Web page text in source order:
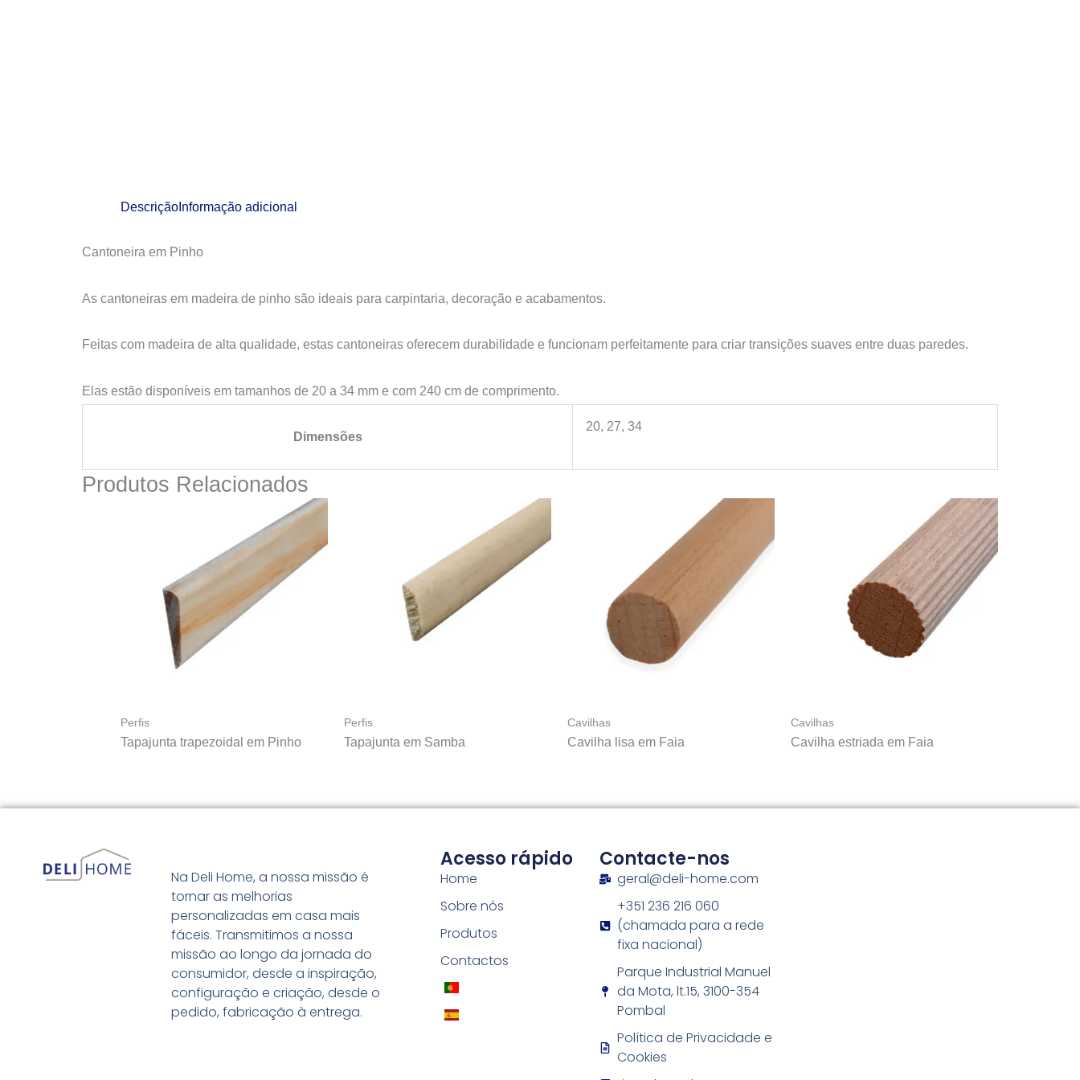
Descrição Informação adicional
Cantoneira em Pinho
As cantoneiras em madeira de pinho são ideais para carpintaria, decoração e acabamentos.
Feitas com madeira de alta qualidade, estas cantoneiras oferecem durabilidade e funcionam perfeitamente para criar transições suaves entre duas paredes.
Elas estão disponíveis em tamanhos de 20 a 34 mm e com 240 cm de comprimento.
Dimensões
20, 27, 34
Produtos Relacionados
Perfis
Tapajunta trapezoidal em Pinho
Perfis
Tapajunta em Samba
Cavilhas
Cavilha lisa em Faia
Cavilhas
Cavilha estriada em Faia
Na Deli Home, a nossa missão é
tornar as melhorias
personalizadas em casa mais
fáceis. Transmitimos a nossa
missão ao longo da jornada do
consumidor, desde a inspiração,
configuração e criação, desde o
pedido, fabricação à entrega.
Acesso rápido
Home
Sobre nós
Produtos
Contactos
Contacte-nos
geral@deli-home.com
+351 236 216 060
(chamada para a rede
fixa nacional)
Parque Industrial Manuel
da Mota, lt.15, 3100-354
Pombal
Política de Privacidade e
Cookies